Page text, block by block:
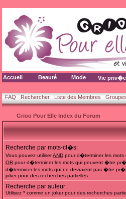
Accueil Beauté Mode Vie priv�e
FAQ Rechercher Liste des Membres
Grioo Pour Elle Index du Forum
Recherche par mots-cl�s:
Vous pouvez utiliserAND pour d�terminer les
OR pour d�terminer les mots qui peuvent �tre
d�terminer les mots qui ne devraient pas �tre
joker pour des recherches partielles
Recherche par auteur:
Utilisez * comme un joker pour des recherches